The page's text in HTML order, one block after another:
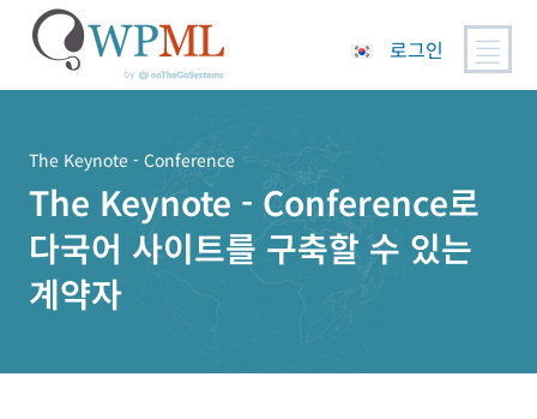
로그인
The Keynote - Conference
The Keynote - Conference로
다국어 사이트를 구축할 수 있는
계약자